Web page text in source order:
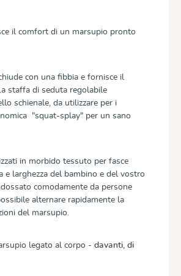
il comfort di un marsupio pronto
chiude con una fibbia e fornisce il
staffa di seduta regolabile
schienale, da utilizzare per i
"squat-splay" per un sano
in morbido tessuto per fasce
e larghezza del bambino e del vostro
comodamente da persone
alternare rapidamente la
del marsupio.
legato al corpo - davanti, di